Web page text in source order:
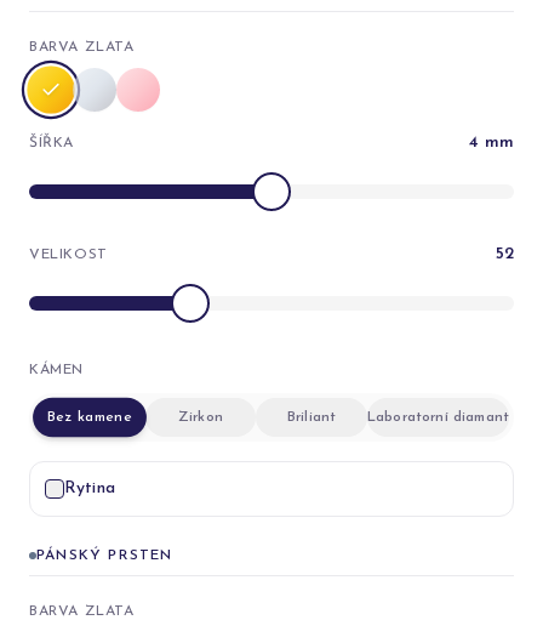
BARVA ZLATA
ŠÍŘKA 4 mm
VELIKOST 52
KÁMEN
Bez kamene Zirkon Briliant Laboratorní diamant
Rytina
PÁNSKÝ PRSTEN
BARVA ZLATA